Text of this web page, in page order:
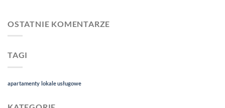
OSTATNIE KOMENTARZE
TAGI
apartamenty lokale usługowe